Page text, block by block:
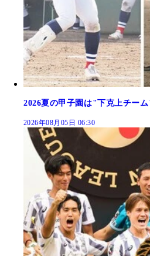
2026夏の甲子園は"下克上チーム
2026年08月05日 06:30